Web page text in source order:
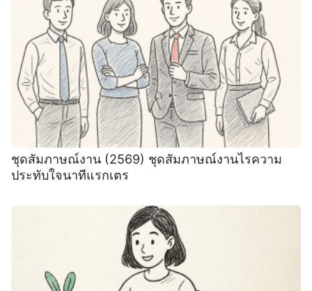
ชุดสัมภาษณ์งาน (2569) ชุดสัมภาษณ์งานไรความ
ประทับใจนาทีแรกเตร